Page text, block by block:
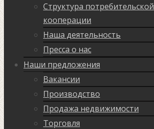
Структура потребительской
кооперации
Наша деятельность
Пресса о нас
Наши предложения
Вакансии
Производство
Продажа недвижимости
Торговля